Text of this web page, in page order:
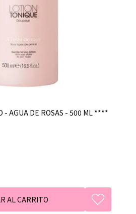
- AGUA DE ROSAS - 500 ML ****